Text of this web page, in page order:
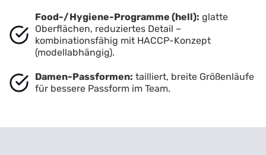
Food-/Hygiene-Programme (hell): glatte
Oberflächen, reduziertes Detail –
kombinationsfähig mit HACCP-Konzept
(modellabhängig).
Damen-Passformen: tailliert, breite Größenläufe
für bessere Passform im Team.